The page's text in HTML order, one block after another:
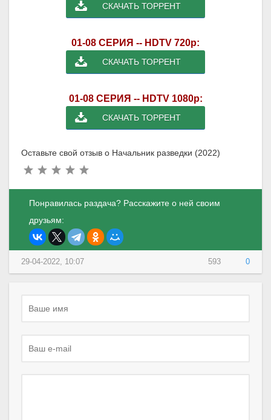
СКАЧАТЬ ТОРРЕНТ
01-08 СЕРИЯ -- HDTV 720p:
СКАЧАТЬ ТОРРЕНТ
01-08 СЕРИЯ -- HDTV 1080p:
СКАЧАТЬ ТОРРЕНТ
Оставьте свой отзыв о Начальник разведки (2022)
Понравилась раздача? Расскажите о ней своим
друзьям:
593 0
29-04-2022, 10:07